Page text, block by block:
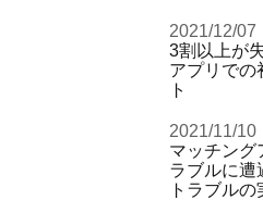
2021/12/07
3割以上が
アプリでの
ト
2021/11/10
マッチング
ラブルに遭
トラブル